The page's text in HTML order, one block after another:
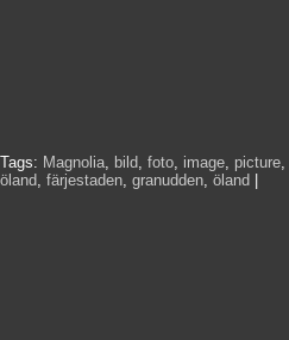
Tags: Magnolia, bild, foto, image, picture,
öland, färjestaden, granudden, öland